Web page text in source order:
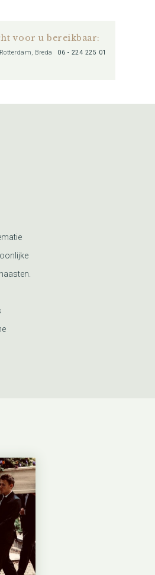
voor u bereikbaar:
Breda 06 - 224 225 01